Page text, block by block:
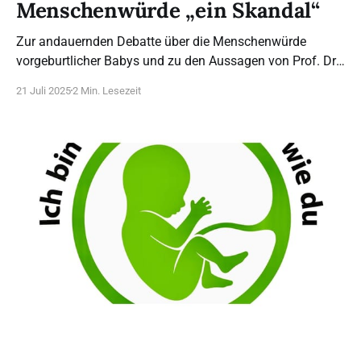
Menschenwürde „ein Skandal“
Zur andauernden Debatte über die Menschenwürde
vorgeburtlicher Babys und zu den Aussagen von Prof. Dr.
des Marsches für das Leben in Köln, Mona Schwaderlapp,
der Geburt. Dass Kandidaten
21 Juli 20252 Min. Lesezeit